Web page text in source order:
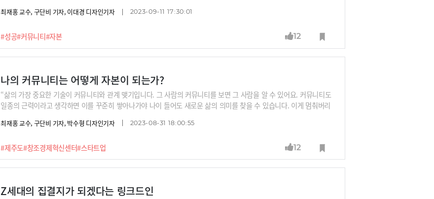
#성공#커뮤니티#자본
이러면 유한게임입니다. 이때부터는 놀고먹어야죠. 하지만 저는 지속적으로 재미있는 일을 하면서 돈도 적절하게 벌고
전 제주창조경제혁신센터장의 이야기를 들어보시죠.
최재홍 교수, 구단비 기자, 이대경 디자인기자 2023-09-11 17:30:01
12
나의 커뮤니티는 어떻게 자본이 되는가?
#제주도#창조경제혁신센터#스타트업
“삶의 가장 중요한 기술이 커뮤니티와 관계 맺기입니다. 그 사람의 커뮤니티를 보면 그 사람을 알 수 있어요. 커뮤니티도
일종의 근력이라고 생각하면 이를 꾸준히 쌓아나가야 나이 들어도 새로운 삶의 의미를 찾을 수 있습니다. 이게 멈춰버리
그런데 커뮤니티와 같은 비경제적 자본 없이 과연 우리가 행복할 수 있을까요? 커뮤니티 자본도 분산투자하고 복리로 키
민들은 60여년전부터 감귤산업을 일구고, 야자수를 심으며 환경자본을 만들었습니다. 그러다 대도시에 답답해하던 분들
이 내려오면서 인적자본이 보태졌죠. 제주도 특유의 텃세, 그러니까 ‘괸당문화’ 때문에 양쪽의 갈등도 있었지만 융합이
되면서 커뮤니티 자본을 만들 수 있었던 것입니다.”제주에서 7년간 창업생태계를 일군
최재홍 교수, 구단비 기자, 박수형 디자인기자 2023-08-31 18:00:55
12
Z세대의 집결지가 되겠다는 링크드인